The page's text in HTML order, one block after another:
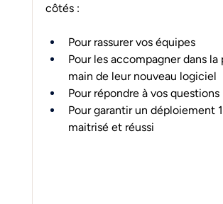
côtés :
Pour rassurer vos équipes
Pour les accompagner dans la
main de leur nouveau logiciel
Pour répondre à vos questions
Pour garantir un déploiement
maitrisé et réussi